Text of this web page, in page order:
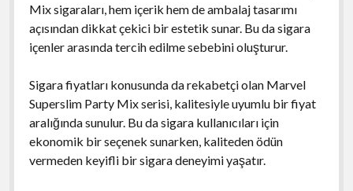
Mix sigaraları, hem içerik hem de ambalaj tasarımı
açısından dikkat çekici bir estetik sunar. Bu da sigara
içenler arasında tercih edilme sebebini oluşturur.
Sigara fiyatları konusunda da rekabetçi olan Marvel
Superslim Party Mix serisi, kalitesiyle uyumlu bir fiyat
aralığında sunulur. Bu da sigara kullanıcıları için
ekonomik bir seçenek sunarken, kaliteden ödün
vermeden keyifli bir sigara deneyimi yaşatır.